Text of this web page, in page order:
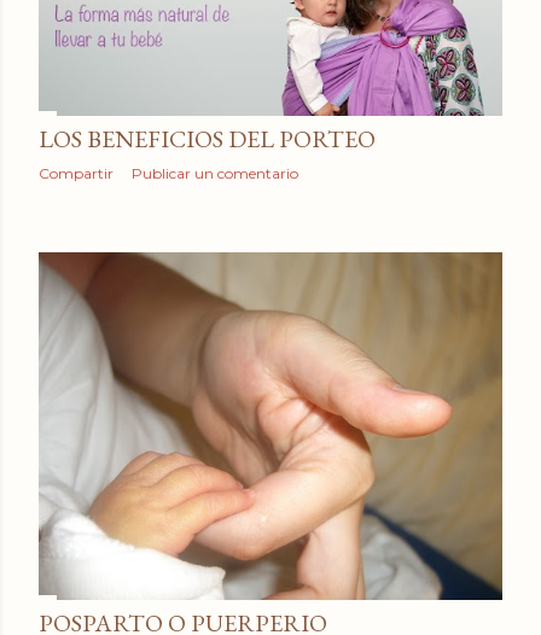
d
a
s
LOS BENEFICIOS DEL PORTEO
Compartir Publicar un comentario
POSPARTO O PUERPERIO